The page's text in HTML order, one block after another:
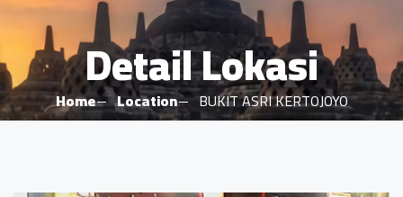
Detail Lokasi
Home Location BUKIT ASRI KERTOJOYO